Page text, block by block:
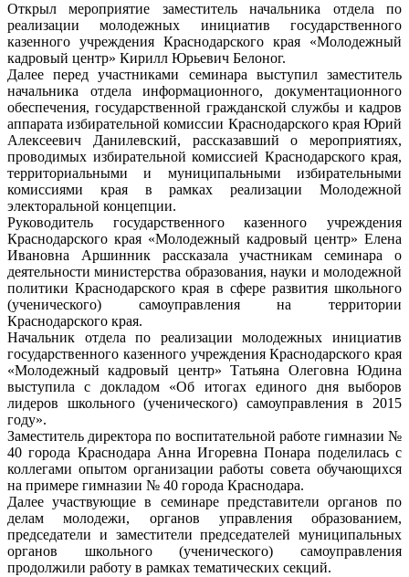
Открыл мероприятие заместитель начальника отдела по
реализации молодежных инициатив государственного
казенного учреждения Краснодарского края «Молодежный
кадровый центр» Кирилл Юрьевич Белоног.
Далее перед участниками семинара выступил заместитель
начальника отдела информационного, документационного
обеспечения, государственной гражданской службы и кадров
аппарата избирательной комиссии Краснодарского края Юрий
Алексеевич Данилевский, рассказавший о мероприятиях,
проводимых избирательной комиссией Краснодарского края,
территориальными и муниципальными избирательными
комиссиями края в рамках реализации Молодежной
электоральной концепции.
Руководитель государственного казенного учреждения
Краснодарского края «Молодежный кадровый центр» Елена
Ивановна Аршинник рассказала участникам семинара о
деятельности министерства образования, науки и молодежной
политики Краснодарского края в сфере развития школьного
(ученического) самоуправления на территории
Краснодарского края.
Начальник отдела по реализации молодежных инициатив
государственного казенного учреждения Краснодарского края
«Молодежный кадровый центр» Татьяна Олеговна Юдина
выступила с докладом «Об итогах единого дня выборов
лидеров школьного (ученического) самоуправления в 2015
году».
Заместитель директора по воспитательной работе гимназии №
40 города Краснодара Анна Игоревна Понара поделилась с
коллегами опытом организации работы совета обучающихся
на примере гимназии № 40 города Краснодара.
Далее участвующие в семинаре представители органов по
делам молодежи, органов управления образованием,
председатели и заместители председателей муниципальных
органов школьного (ученического) самоуправления
продолжили работу в рамках тематических секций.